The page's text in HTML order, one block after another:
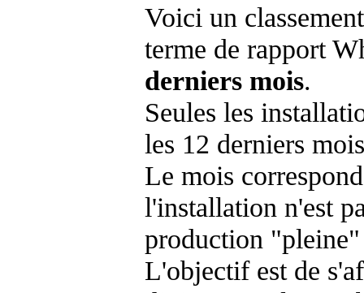
Voici un
terme de rapport
derniers mois.
Seules les
les 12 derniers
Le mois
l'installation n'est
production "pleine"
L'objectif est de